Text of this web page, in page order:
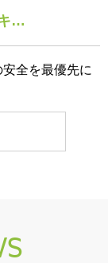
…
全を最優先に